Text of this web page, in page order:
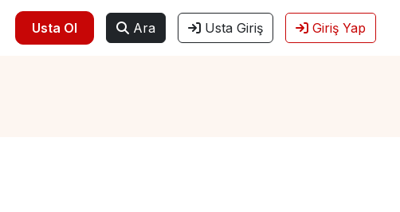
Usta Ol Ara Usta Giriş Giriş Yap